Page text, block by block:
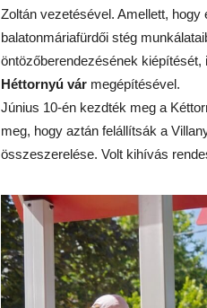
Zoltán vezetésével. Amellett,
balatonmáriafürdői stég
öntözőberendezésének
Héttornyú vár megépítésével.
Június 10-én kezdték meg a
meg, hogy aztán felállítsák a
összeszerelése. Volt kihívás